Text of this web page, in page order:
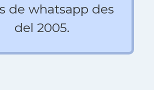
de whatsapp des
del 2005.